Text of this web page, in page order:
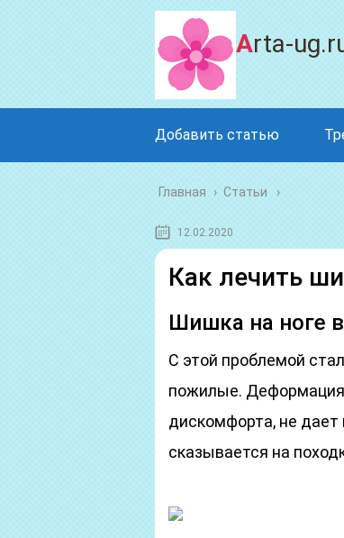
Arta-
Добавить статью
Главная › Статьи
12.02.2020
Как лечить
Шишка на ноге
С этой проблемой
пожилые.
дискомфорта, не дает
сказывается на